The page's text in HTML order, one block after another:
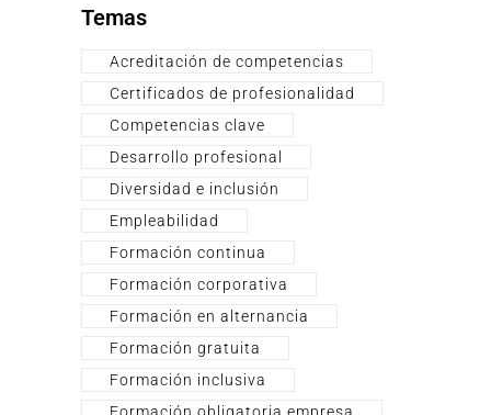
Temas
Acreditación de competencias
Certificados de profesionalidad
Competencias clave
Desarrollo profesional
Diversidad e inclusión
Empleabilidad
Formación continua
Formación corporativa
Formación en alternancia
Formación gratuita
Formación inclusiva